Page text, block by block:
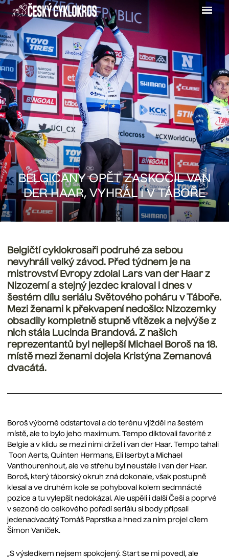
Menu
BELGIČANY OPĚT ZASKOČIL VAN
DER HAAR, VYHRÁL I V TÁBOŘE
Belgičtí cyklokrosaři podruhé za sebou
nevyhráli velký závod. Před týdnem je na
mistrovství Evropy zdolal Lars van der Haar z
Nizozemí a stejný jezdec kraloval i dnes v
šestém dílu seriálu Světového poháru v Táboře.
Mezi ženami k překvapení nedošlo: Nizozemky
obsadily kompletně stupně vítězek a nejvýše z
nich stála Lucinda Brandová. Z našich
reprezentantů byl nejlepší Michael Boroš na 18.
místě mezi ženami dojela Kristýna Zemanová
dvacátá.
Boroš výborně odstartoval a do terénu vjížděl na šestém
místě, ale to bylo jeho maximum. Tempo diktovali favorité z
Belgie a v klidu se mezi nimi držel i van der Haar. Tempo tahali
Toon Aerts, Quinten Hermans, Eli Iserbyt a Michael
Vanthourenhout, ale ve střehu byl neustále i van der Haar.
Boroš, který táborský okruh zná dokonale, však postupně
klesal a ve druhém kole se pohyboval kolem sedmnácté
pozice a tu vylepšit nedokázal. Ale uspěli i další Češi a poprvé
v sezoně do celkového pořadí seriálu si body připsali
jedenadvacátý Tomáš Paprstka a hned za ním projel cílem
Šimon Vaníček.
„S výsledkem nejsem spokojený. Start se mi povedl, ale